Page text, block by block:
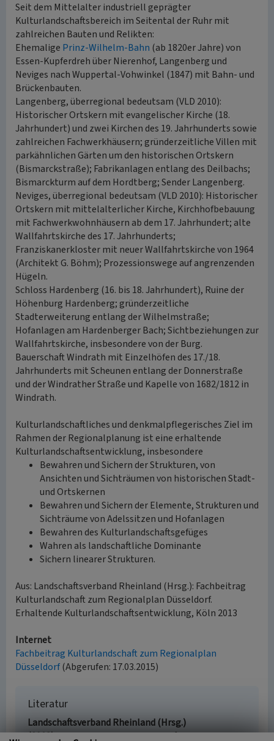
Seit dem Mittelalter industriell geprägter
Kulturlandschaftsbereich im Seitental der Ruhr mit
zahlreichen Bauten und Relikten:
Ehemalige Prinz-Wilhelm-Bahn (ab 1820er Jahre) von
Essen-Kupferdreh über Nierenhof, Langenberg und
Neviges nach Wuppertal-Vohwinkel (1847) mit Bahn- und
Brückenbauten.
Langenberg, überregional bedeutsam (VLD 2010):
Historischer Ortskern mit evangelischer Kirche (18.
Jahrhundert) und zwei Kirchen des 19. Jahrhunderts sowie
zahlreichen Fachwerkhäusern; gründerzeitliche Villen mit
parkähnlichen Gärten um den historischen Ortskern
(Bismarckstraße); Fabrikanlagen entlang des Deilbachs;
Bismarckturm auf dem Hordtberg; Sender Langenberg.
Neviges, überregional bedeutsam (VLD 2010): Historischer
Ortskern mit mittelalterlicher Kirche, Kirchhofbebauung
mit Fachwerkwohnhäusern ab dem 17. Jahrhundert; alte
Wallfahrtskirche des 17. Jahrhunderts;
Franziskanerkloster mit neuer Wallfahrtskirche von 1964
(Architekt G. Böhm); Prozessionswege auf angrenzenden
Hügeln.
Schloss Hardenberg (16. bis 18. Jahrhundert), Ruine der
Höhenburg Hardenberg; gründerzeitliche
Stadterweiterung entlang der Wilhelmstraße;
Hofanlagen am Hardenberger Bach; Sichtbeziehungen zur
Wallfahrtskirche, insbesondere von der Burg.
Bauerschaft Windrath mit Einzelhöfen des 17./18.
Jahrhunderts mit Scheunen entlang der Donnerstraße
und der Windrather Straße und Kapelle von 1682/1812 in
Windrath.
Kulturlandschaftliches und denkmalpflegerisches Ziel im
Rahmen der Regionalplanung ist eine erhaltende
Kulturlandschaftsentwicklung, insbesondere
Bewahren und Sichern der Strukturen, von
Ansichten und Sichträumen von historischen Stadt-
und Ortskernen
Bewahren und Sichern der Elemente, Strukturen und
Sichträume von Adelssitzen und Hofanlagen
Bewahren des Kulturlandschaftsgefüges
Wahren als landschaftliche Dominante
Sichern linearer Strukturen.
Aus: Landschaftsverband Rheinland (Hrsg.): Fachbeitrag
Kulturlandschaft zum Regionalplan Düsseldorf.
Erhaltende Kulturlandschaftsentwicklung, Köln 2013
Internet
Fachbeitrag Kulturlandschaft zum Regionalplan
Düsseldorf(Abgerufen: 17.03.2015)
Literatur
Landschaftsverband Rheinland (Hrsg.)
(2013) Fachbeitrag Kulturlandschaft zum